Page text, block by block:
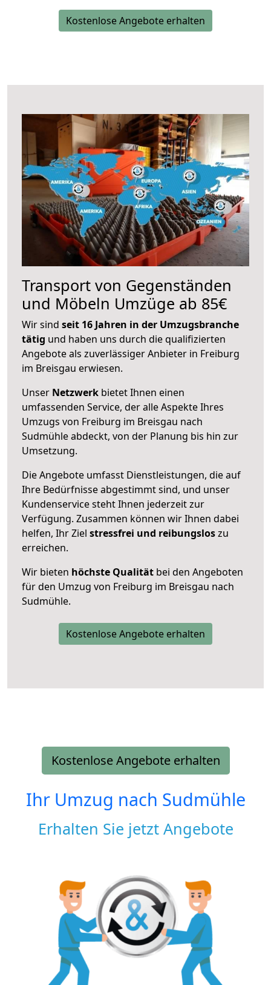
Kostenlose Angebote erhalten
Transport von Gegenständen
und Möbeln Umzüge ab 85€
Wir sind seit 16 Jahren in der Umzugsbranche
tätig und haben uns durch die qualifizierten
Angebote als zuverlässiger Anbieter in Freiburg
im Breisgau erwiesen.
Unser Netzwerk bietet Ihnen einen
umfassenden Service, der alle Aspekte Ihres
Umzugs von Freiburg im Breisgau nach
Sudmühle abdeckt, von der Planung bis hin zur
Umsetzung.
Die Angebote umfasst Dienstleistungen, die auf
Ihre Bedürfnisse abgestimmt sind, und unser
Kundenservice steht Ihnen jederzeit zur
Verfügung. Zusammen können wir Ihnen dabei
helfen, Ihr Ziel stressfrei und reibungsloszu
erreichen.
Wir bieten höchste Qualität bei den Angeboten
für den Umzug von Freiburg im Breisgau nach
Sudmühle.
Kostenlose Angebote erhalten
Kostenlose Angebote erhalten
Ihr Umzug nach Sudmühle
Erhalten Sie jetzt Angebote